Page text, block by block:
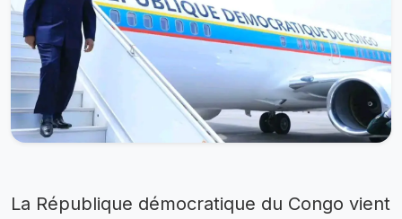
La République démocratique du Congo vient